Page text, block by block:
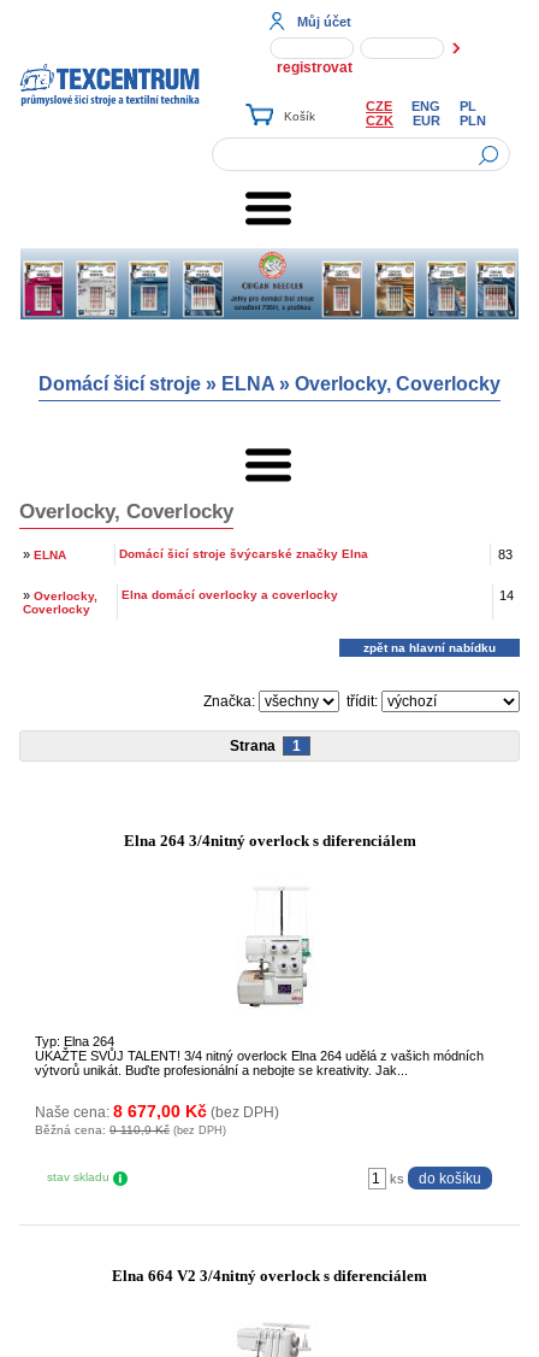
Můj účet
registrovat
CZE ENG
PL
CZK
EUR PLN
Domácí šicí stroje » ELNA » Overlocky, Coverlocky
Overlocky, Coverlocky
» ELNA Domácí šicí stroje švýcarské značky Elna 83
» Overlocky,
Coverlocky
Elna domácí overlocky a coverlocky 14
zpět na hlavní nabídku
třídit:
Značka:
Strana 1
Elna 264 3/4nitný overlock s diferenciálem
Typ: Elna 264
UKAŽTE SVŮJ TALENT! 3/4 nitný overlock Elna 264 udělá z vašich módních
výtvorů unikát. Buďte profesionální a nebojte se kreativity. Jak...
Naše cena: 8 677,00 Kč (bez DPH)
Běžná cena: 9 110,9 Kč (bez DPH)
stav skladu ks
Elna 664 V2 3/4nitný overlock s diferenciálem